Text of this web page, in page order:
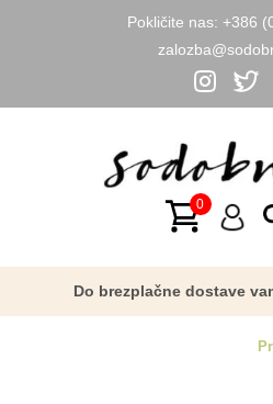
Pokličite nas: +386
Do brezplačne dostave